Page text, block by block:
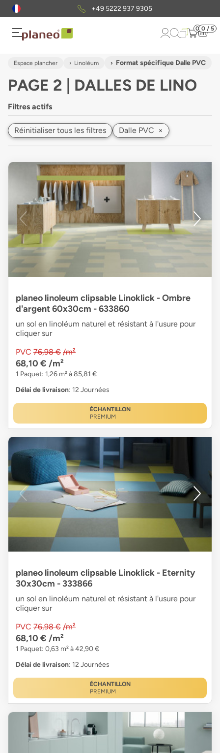
+49 5222 937 9305
0 0 / 5
Espace plancher Linoléum Format spécifique Dalle PVC
PAGE 2 | DALLES DE LINO
Filtres actifs
Réinitialiser tous les filtres Dalle PVC ×
planeo linoleum clipsable Linoklick - Ombre
d'argent 60x30cm - 633860
un sol en linoléum naturel et résistant à l'usure pour
cliquer sur
PVC 76,98 € /m²
68,10 € /m²
1 Paquet: 1,26 m² à 85,81 €
Délai de livraison: 12 Journées
ÉCHANTILLON
PREMIUM
planeo linoleum clipsable Linoklick - Eternity
30x30cm - 333866
un sol en linoléum naturel et résistant à l'usure pour
cliquer sur
PVC 76,98 € /m²
68,10 € /m²
1 Paquet: 0,63 m² à 42,90 €
Délai de livraison: 12 Journées
ÉCHANTILLON
PREMIUM